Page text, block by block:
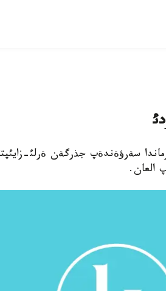
ورماندا سةرؤةندةپ جذرگةن ةرلئ-
العان.